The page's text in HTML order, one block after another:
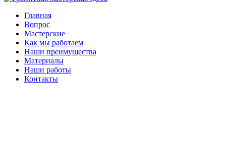
Главная
Вопрос
Мастерские
Как мы работаем
Наши преимущества
Материалы
Наши работы
Контакты